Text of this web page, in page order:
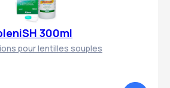
300ml
pour lentilles souples